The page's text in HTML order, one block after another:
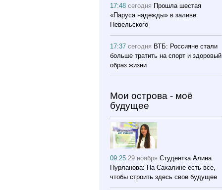
17:48сегодня Прошла шестая
«Паруса надежды» в заливе
Невельского
17:37сегодня ВТБ: Россияне стали
больше тратить на спорт и здоровый
образ жизни
Мои острова - моё
будущее
09:2529 ноября Студентка Алина
Нурланова: На Сахалине есть все,
чтобы строить здесь свое будущее